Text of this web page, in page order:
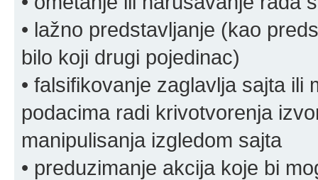
• lažno predstavljanje (kao
bilo koji drugi pojedinac)
• falsifikovanje zaglavlja sajta ili
podacima radi krivotvorenja
manipulisanja izgledom sajta
• preduzimanje akcija koje bi